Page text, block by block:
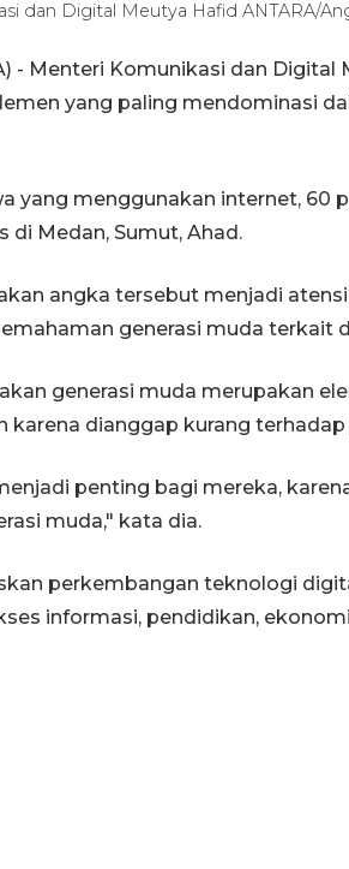
dan Digital Meutya Hafid ANTARA/
- Menteri Komunikasi dan
yang paling mendominasi
yang menggunakan internet, 60
di Medan, Sumut, Ahad.
angka tersebut menjadi
generasi muda terkait
generasi muda merupakan
karena dianggap kurang
penting bagi mereka,
muda," kata dia.
perkembangan teknologi
informasi, pendidikan,